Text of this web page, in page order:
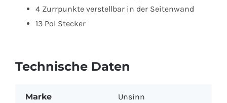
4 Zurrpunkte verstellbar in der Seitenwand
13 Pol Stecker
Technische Daten
Marke Unsinn